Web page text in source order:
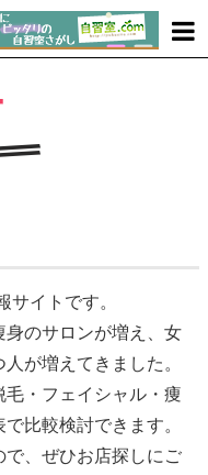
サイトです。
身のサロンが増え、女
が増えてきました。
毛・フェイシャル・痩
比較検討できます。
で、ぜひお店探しにご